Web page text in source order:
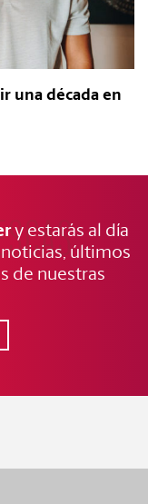
una década en
y estarás al día
últimos
de nuestras